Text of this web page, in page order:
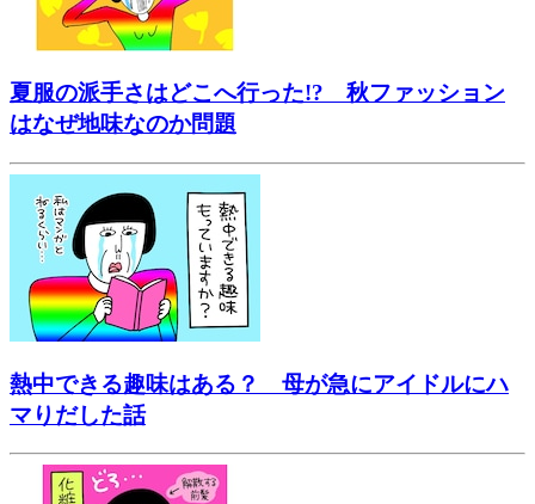
夏服の派手さはどこへ行った!? 秋ファッション
はなぜ地味なのか問題
熱中できる趣味はある？ 母が急にアイドルにハ
マりだした話